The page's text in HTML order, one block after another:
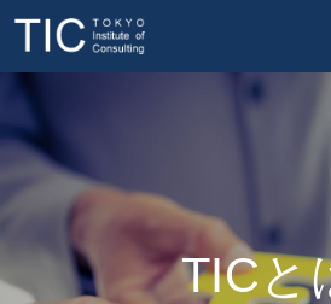
TICと